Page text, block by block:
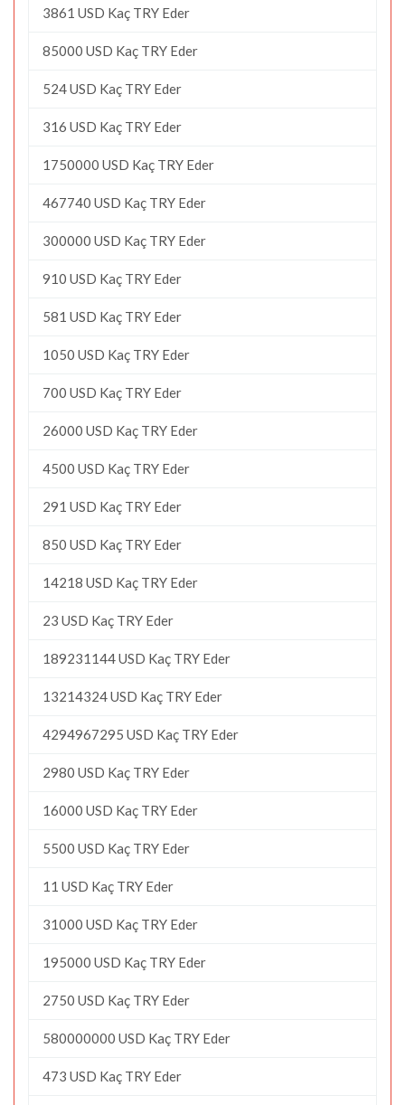
3861 USD Kaç TRY Eder
85000 USD Kaç TRY Eder
524 USD Kaç TRY Eder
316 USD Kaç TRY Eder
1750000 USD Kaç TRY Eder
467740 USD Kaç TRY Eder
300000 USD Kaç TRY Eder
910 USD Kaç TRY Eder
581 USD Kaç TRY Eder
1050 USD Kaç TRY Eder
700 USD Kaç TRY Eder
26000 USD Kaç TRY Eder
4500 USD Kaç TRY Eder
291 USD Kaç TRY Eder
850 USD Kaç TRY Eder
14218 USD Kaç TRY Eder
23 USD Kaç TRY Eder
189231144 USD Kaç TRY Eder
13214324 USD Kaç TRY Eder
4294967295 USD Kaç TRY Eder
2980 USD Kaç TRY Eder
16000 USD Kaç TRY Eder
5500 USD Kaç TRY Eder
11 USD Kaç TRY Eder
31000 USD Kaç TRY Eder
195000 USD Kaç TRY Eder
2750 USD Kaç TRY Eder
580000000 USD Kaç TRY Eder
473 USD Kaç TRY Eder